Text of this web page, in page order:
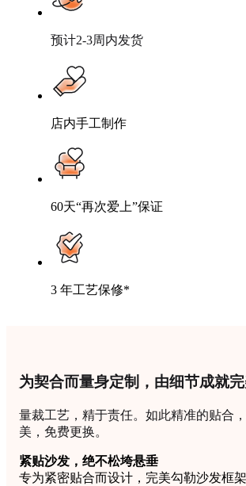
预计2-3周内发货
店内手工制作
60天“再次爱上”保证
3 年工艺保修*
为契合而量身定制，由细节成就完
量裁工艺，精于责任。如此精准的贴
美，免费更换。
紧贴沙发，绝不松垮悬垂
专为紧密贴合而设计，完美勾勒沙发框架